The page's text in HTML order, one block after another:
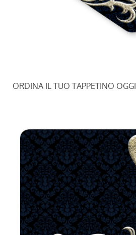
ORDINA IL TUO TAPPETINO OGGI